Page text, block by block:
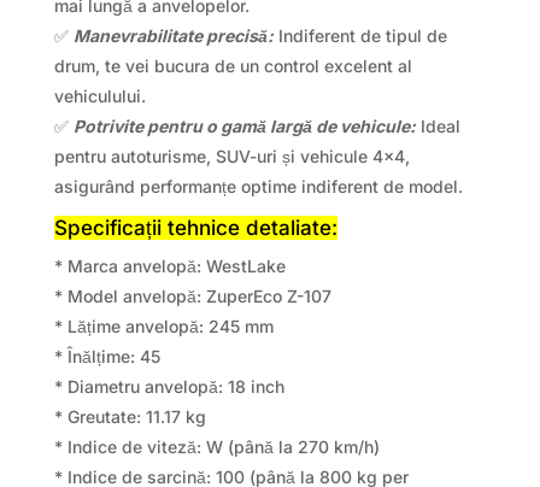
mai lungă a anvelopelor.
✅ Manevrabilitate precisă:Indiferent de tipul de
drum, te vei bucura de un control excelent al
vehiculului.
✅ Potrivite pentru o gamă largă de vehicule:Ideal
pentru autoturisme, SUV-uri și vehicule 4×4,
asigurând performanțe optime indiferent de model.
Specificații tehnice detaliate:
* Marca anvelopă: WestLake
* Model anvelopă: ZuperEco Z-107
* Lățime anvelopă: 245 mm
* Înălțime: 45
* Diametru anvelopă: 18 inch
* Greutate: 11.17 kg
* Indice de viteză: W (până la 270 km/h)
* Indice de sarcină: 100 (până la 800 kg per